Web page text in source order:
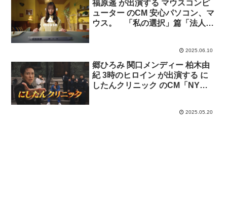
福原遥 が出演する マウスコンピ
ューター のCM 安心パソコン、マ
ウス。 「私の選択」篇「法人導
2025.06.10
郷ひろみ 関口メンディー 柏木由
紀 3時のヒロイン が出演する に
したんクリニック のCM「NYダ
2025.05.20